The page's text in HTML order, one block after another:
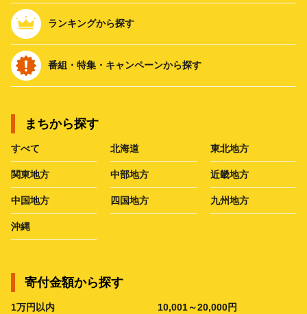
ランキングから探す
番組・特集・キャンペーンから探す
まちから探す
すべて 北海道 東北地方
関東地方 中部地方 近畿地方
中国地方 四国地方 九州地方
沖縄
寄付金額から探す
1万円以内 10,001～20,000円